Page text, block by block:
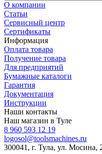
О компании
Статьи
Сервисный центр
Сертификаты
Информация
Оплата товара
Получение товара
Для предприятий
Бумажные каталоги
Гарантия
Документация
Инструкции
Наши контакты
Наш магазин в Туле
8 960 593 12 19
logosol@toolsmachines.ru
300041, г. Тула, ул. Мосина,